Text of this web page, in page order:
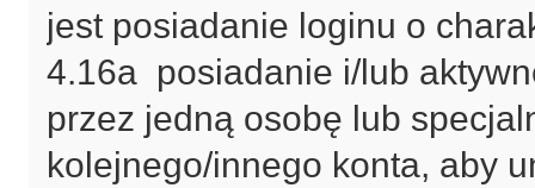
jest posiadanie loginu o
4.16a posiadanie i/lub
przez jedną osobę lub
kolejnego/innego konta, aby